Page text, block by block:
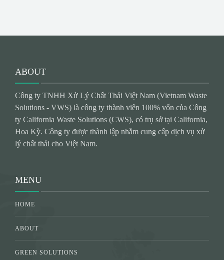
ABOUT
Công ty TNHH Xử Lý Chất Thải Việt Nam (Vietnam Waste
Solutions - VWS) là công ty thành viên 100% vốn của Công
ty California Waste Solutions (CWS), có trụ sở tại California,
Hoa Kỳ. Công ty được thành lập nhằm cung cấp dịch vụ xử
lý chất thải cho Việt Nam.
MENU
HOME
ABOUT
GREEN SOLUTIONS